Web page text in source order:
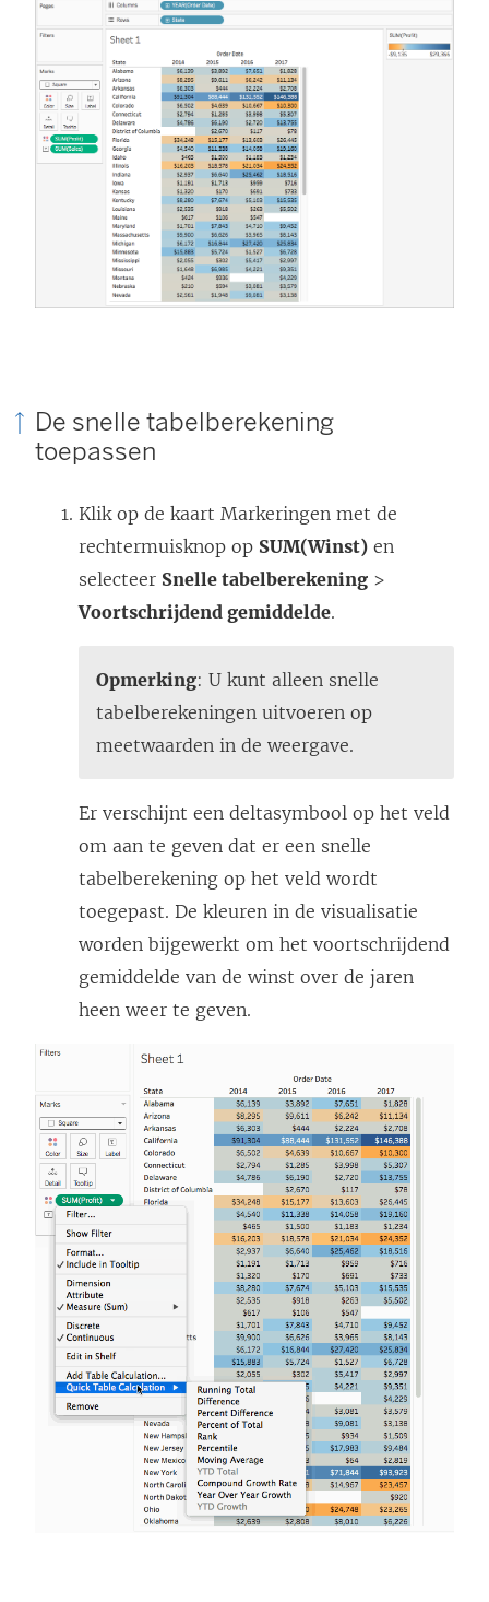
De snelle tabelberekening
toepassen
Klik op de kaart Markeringen met de
rechtermuisknop op SUM(Winst) en
selecteer Snelle tabelberekening >
Voortschrijdend gemiddelde.
Opmerking: U kunt alleen snelle
tabelberekeningen uitvoeren op
meetwaarden in de weergave.
Er verschijnt een deltasymbool op het veld
om aan te geven dat er een snelle
tabelberekening op het veld wordt
toegepast. De kleuren in de visualisatie
worden bijgewerkt om het voortschrijdend
gemiddelde van de winst over de jaren
heen weer te geven.